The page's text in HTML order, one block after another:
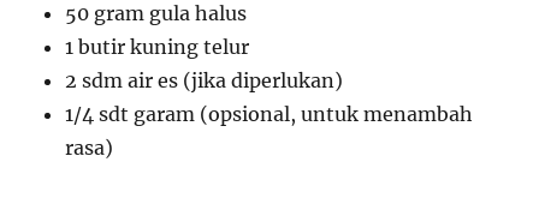
50 gram gula halus
1 butir kuning telur
2 sdm air es (jika diperlukan)
1/4 sdt garam (opsional, untuk menambah
rasa)